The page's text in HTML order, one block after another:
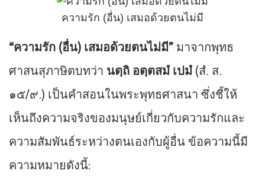
ความรัก (อื่น) เสมอด้วยตนไม่มี
“ความรัก (อื่น) เสมอด้วยตนไม่มี”มาจากพุทธ
ศาสนสุภาษิตบทว่า นตฺถิ อตฺตสมํ เปมํ(สํ. ส.
๑๕/๙.) เป็นคำสอนในพระพุทธศาสนา ซึ่งชี้ให้
เห็นถึงความจริงของมนุษย์เกี่ยวกับความรักและ
ความสัมพันธ์ระหว่างตนเองกับผู้อื่น ข้อความนี้มี
ความหมายดังนี้: